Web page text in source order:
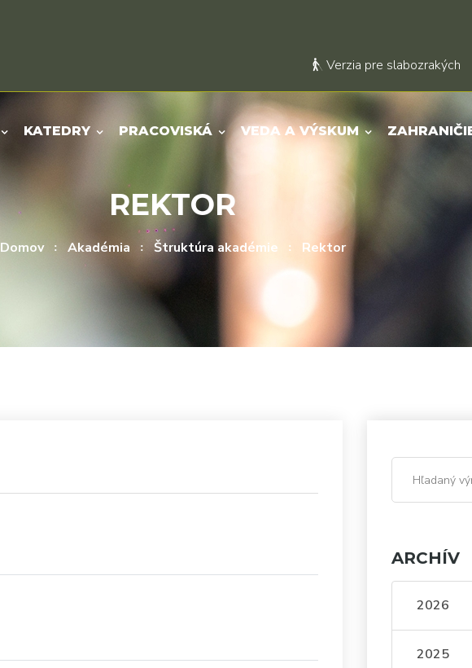
Verzia pre slabozrakých
KATEDRY PRACOVISKÁ VEDA A VÝSKUM
REKTOR
Domov Akadémia Štruktúra akadémie Rektor
ARCHÍV
2026
2025